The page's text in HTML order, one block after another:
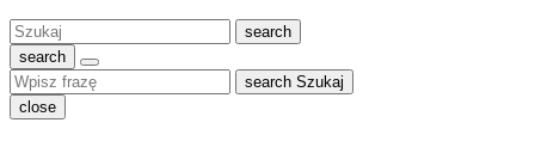
Szukaj:
search
search
search Szukaj
close